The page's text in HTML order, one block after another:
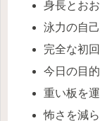
身長とお
泳力の自
完全な初
今日の目
重い板を
怖さを減